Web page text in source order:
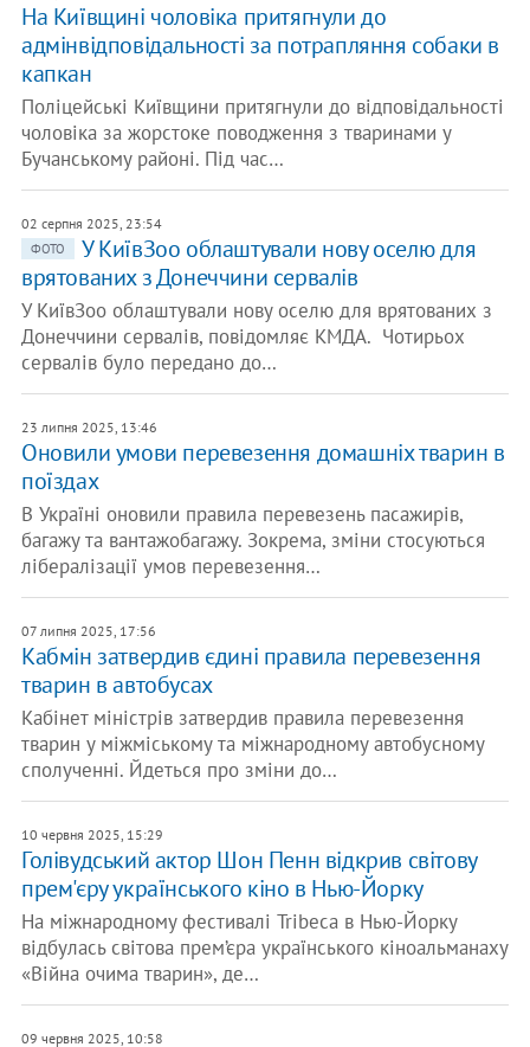
На Київщині чоловіка притягнули до
адмінвідповідальності за потрапляння собаки в
капкан
Поліцейські Київщини притягнули до відповідальності
чоловіка за жорстоке поводження з тваринами у
Бучанському районі. Під час…
02 серпня 2025, 23:54
ФОТО
У КиївЗоо облаштували нову оселю для
врятованих з Донеччини сервалів
У КиївЗоо облаштували нову оселю для врятованих з
Донеччини сервалів, повідомляє КМДА. Чотирьох
сервалів було передано до…
23 липня 2025, 13:46
Оновили умови перевезення домашніх тварин в
поїздах
В Україні оновили правила перевезень пасажирів,
багажу та вантажобагажу. Зокрема, зміни стосуються
лібералізації умов перевезення…
07 липня 2025, 17:56
Кабмін затвердив єдині правила перевезення
тварин в автобусах
Кабінет міністрів затвердив правила перевезення
тварин у міжміському та міжнародному автобусному
сполученні. Йдеться про зміни до…
10 червня 2025, 15:29
Голівудський актор Шон Пенн відкрив світову
прем'єру українського кіно в Нью-Йорку
На міжнародному фестивалі Tribeca в Нью-Йорку
відбулась світова прем’єра українського кіноальманаху
«Війна очима тварин», де…
09 червня 2025, 10:58